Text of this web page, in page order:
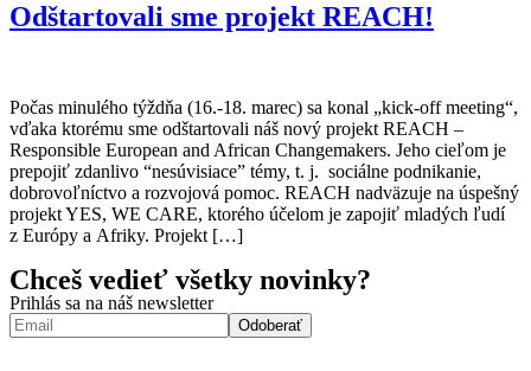
Odštartovali sme projekt REACH!
Počas minulého týždňa (16.-18. marec) sa konal „kick-off meeting“,
vďaka ktorému sme odštartovali náš nový projekt REACH –
Responsible European and African Changemakers. Jeho cieľom je
prepojiť zdanlivo “nesúvisiace” témy, t. j. sociálne podnikanie,
dobrovoľníctvo a rozvojová pomoc. REACH nadväzuje na úspešný
projekt YES, WE CARE, ktorého účelom je zapojiť mladých ľudí
z Európy a Afriky. Projekt […]
Chceš vedieť všetky novinky?
Prihlás sa na náš newsletter